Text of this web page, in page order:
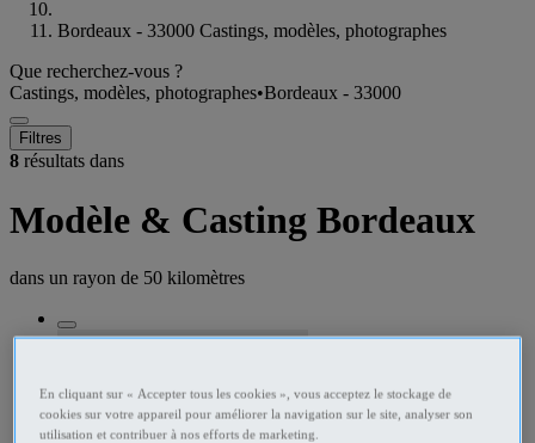
Bordeaux - 33000 Castings, modèles, photographes
Que recherchez-vous ?
Castings, modèles, photographes•Bordeaux - 33000
Filtres
8 résultats dans
Modèle & Casting Bordeaux
dans un rayon de 50 kilomètres
En cliquant sur « Accepter tous les cookies », vous acceptez le stockage de
cookies sur votre appareil pour améliorer la navigation sur le site, analyser son
utilisation et contribuer à nos efforts de marketing.